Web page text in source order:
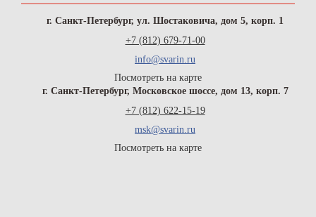
г. Санкт-Петербург, ул. Шостаковича, дом 5, корп. 1
+7 (812) 679-71-00
info@svarin.ru
Посмотреть на карте
г. Санкт-Петербург, Московское шоссе, дом 13, корп. 7
+7 (812) 622-15-19
msk@svarin.ru
Посмотреть на карте